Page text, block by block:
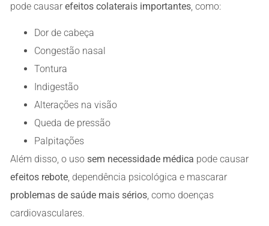
pode causar efeitos colaterais importantes, como:
Dor de cabeça
Congestão nasal
Tontura
Indigestão
Alterações na visão
Queda de pressão
Palpitações
Além disso, o uso sem necessidade médica pode causar
efeitos rebote, dependência psicológica e mascarar
problemas de saúde mais sérios, como doenças
cardiovasculares.